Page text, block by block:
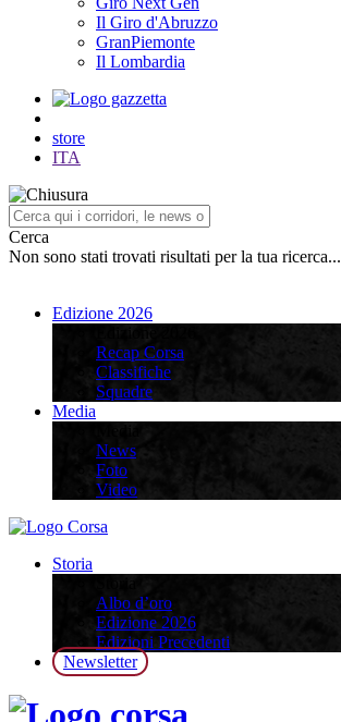
Il Giro d'Abruzzo
GranPiemonte
Il Lombardia
store
ITA
Cerca
Non sono stati trovati risultati per la tua ricerca...
Edizione 2026
Recap Corsa
Classifiche
Squadre
Media
News
Foto
Video
Storia
Albo d’oro
Edizione 2026
Edizioni Precedenti
Newsletter